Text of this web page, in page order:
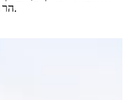
הר ראשמור ושמורת המדינה בייר ביוט.